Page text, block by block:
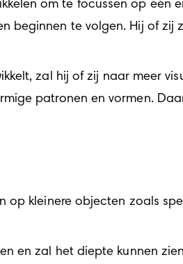
om te focussen op één
beginnen te volgen. Hij of zij
zal hij of zij naar meer
patronen en vormen.
op kleinere objecten zoals
en zal het diepte kunnen